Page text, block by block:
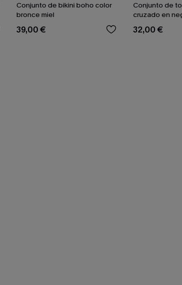
Conjunto de bikini boho color
bronce miel
39,00 €
Conjunto de
cruzado en
braguitas de
32,00 €